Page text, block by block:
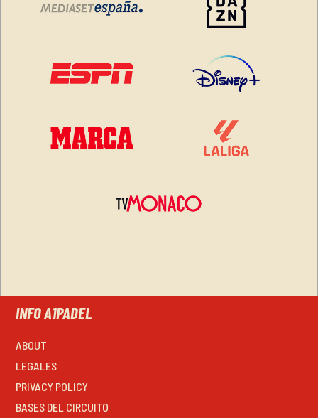
INFO A1PADEL
ABOUT
LEGALES
PRIVACY POLICY
BASES DEL CIRCUITO